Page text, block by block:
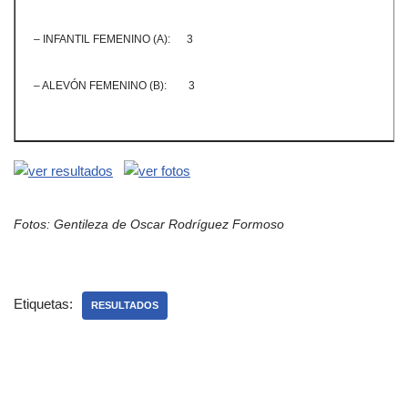
– INFANTIL FEMENINO (A): 3
– ALEVÓN FEMENINO (B): 3
Fotos: Gentileza de Oscar Rodríguez Formoso
Etiquetas: RESULTADOS